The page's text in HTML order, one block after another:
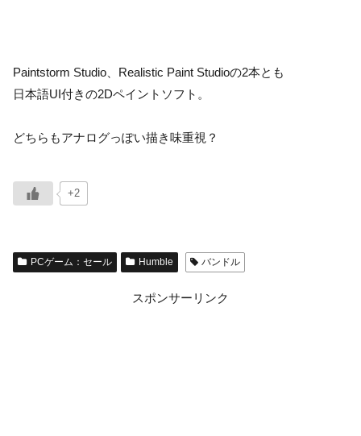
Paintstorm Studio、Realistic Paint Studioの2本とも
日本語UI付きの2Dペイントソフト。
どちらもアナログっぽい描き味重視？
+2
PCゲーム：セール Humble バンドル
スポンサーリンク